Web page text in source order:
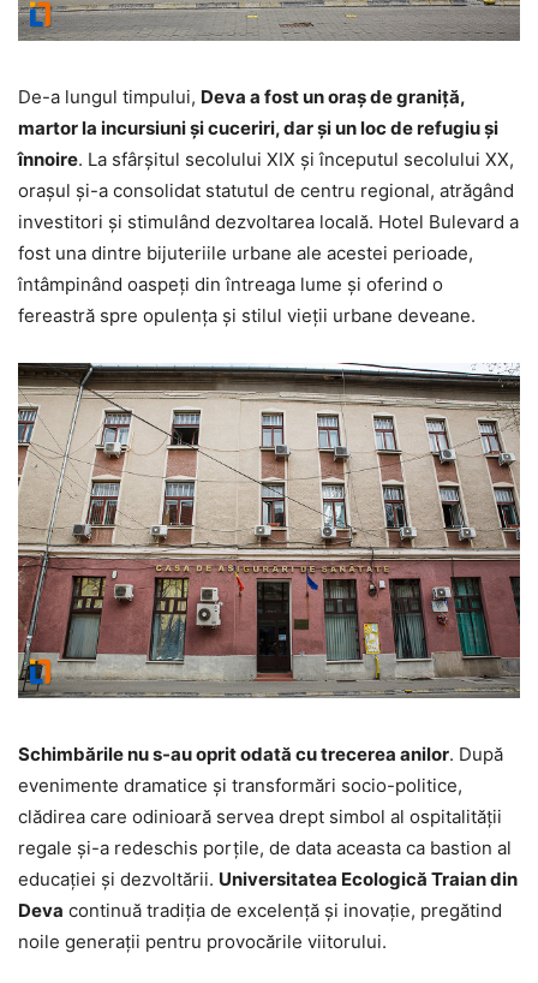
De-a lungul timpului, Deva a fost un oraș de graniță,
martor la incursiuni și cuceriri, dar și un loc de refugiu și
înnoire. La sfârșitul secolului XIX și începutul secolului XX,
orașul și-a consolidat statutul de centru regional, atrăgând
investitori și stimulând dezvoltarea locală. Hotel Bulevard a
fost una dintre bijuteriile urbane ale acestei perioade,
întâmpinând oaspeți din întreaga lume și oferind o
fereastră spre opulența și stilul vieții urbane deveane.
Schimbările nu s-au oprit odată cu trecerea anilor. După
evenimente dramatice și transformări socio-politice,
clădirea care odinioară servea drept simbol al ospitalității
regale și-a redeschis porțile, de data aceasta ca bastion al
educației și dezvoltării. Universitatea Ecologică Traian din
Deva continuă tradiția de excelență și inovație, pregătind
noile generații pentru provocările viitorului.